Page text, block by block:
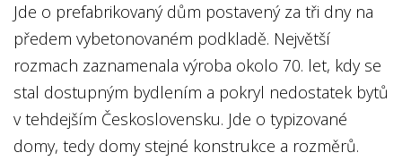
Jde o prefabrikovaný dům postavený za tři dny na
předem vybetonovaném podkladě. Největší
rozmach zaznamenala výroba okolo 70. let, kdy se
stal dostupným bydlením a pokryl nedostatek bytů
v tehdejším Československu. Jde o typizované
domy, tedy domy stejné konstrukce a rozměrů.